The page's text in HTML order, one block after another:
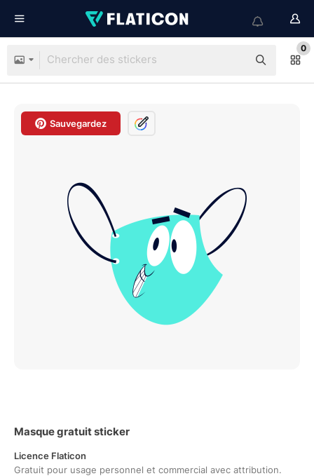
0
Sauvegardez
Masque gratuit sticker
Licence Flaticon
Gratuit pour usage personnel et commercial avec attribution.